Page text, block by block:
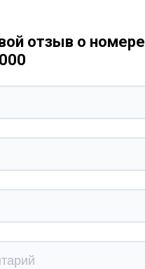
отзыв о номере